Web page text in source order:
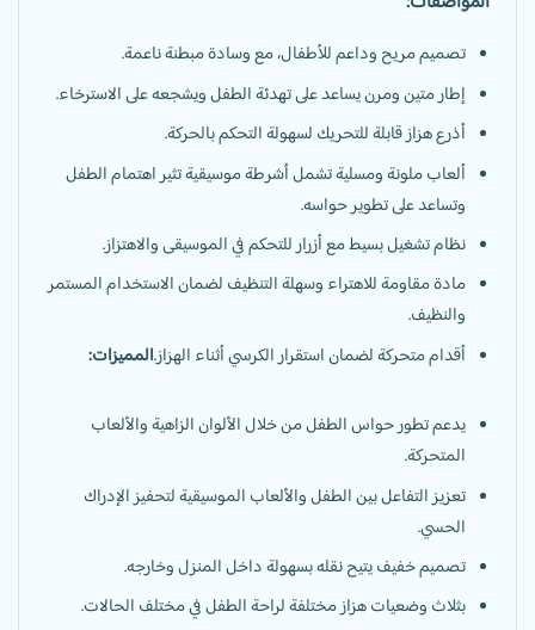
تصميم مريح وداعم للأطفال، مع وسادة مبطنة ناعمة.
إطار متين ومرن يساعد على تهدئة الطفل ويشجعه على الاسترخاء.
أذرع هزاز قابلة للتحريك لسهولة التحكم بالحركة.
ألعاب ملونة ومسلية تشمل أشرطة موسيقية تثير اهتمام الطفل
وتساعد على تطوير حواسه.
نظام تشغيل بسيط مع أزرار للتحكم في الموسيقى والاهتزاز.
مادة مقاومة للاهتراء وسهلة التنظيف لضمان الاستخدام المستمر
والنظيف.
أقدام متحركة لضمان استقرار الكرسي أثناء الهزاز.المميزات:
يدعم تطور حواس الطفل من خلال الألوان الزاهية والألعاب
المتحركة.
تعزيز التفاعل بين الطفل والألعاب الموسيقية لتحفيز الإدراك
الحسي.
تصميم خفيف يتيح نقله بسهولة داخل المنزل وخارجه.
بثلاث وضعيات هزاز مختلفة لراحة الطفل في مختلف الحالات.